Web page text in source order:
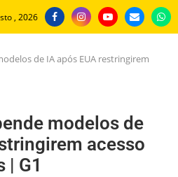
, 2026
de IA após EUA restringirem
modelos de
acesso
| G1